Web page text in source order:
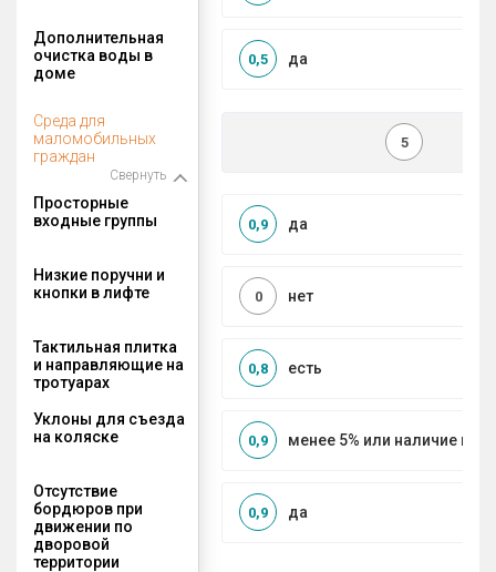
Дополнительная
очистка воды в
доме
да
0,5
Среда для
маломобильных
граждан
Свернуть
5
Просторные
входные группы
да
0,9
Низкие поручни и
кнопки в лифте
нет
0
Тактильная плитка
и направляющие на
тротуарах
есть
0,8
Уклоны для съезда
на коляске
менее 5% или наличие
0,9
Отсутствие
бордюров при
движении по
дворовой
территории
да
0,9